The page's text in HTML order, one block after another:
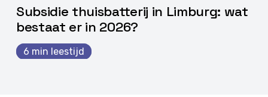
Subsidie thuisbatterij in Limburg: wat
bestaat er in 2026?
6 min leestijd